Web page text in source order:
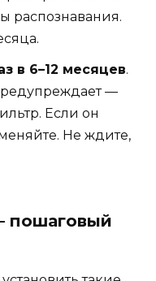
распознавания.
в 6–12 месяцев.
—
Если он
Не ждите,
пошаговый